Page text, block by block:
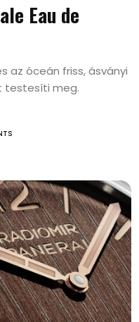
Eau de
az óceán friss, ásványi
testesíti meg.